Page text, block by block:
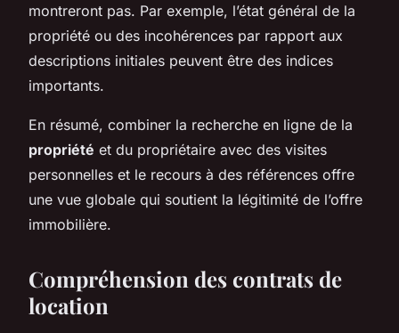
montreront pas. Par exemple, l’état général de la
propriété ou des incohérences par rapport aux
descriptions initiales peuvent être des indices
importants.
En résumé, combiner la recherche en ligne de la
propriété et du propriétaire avec des visites
personnelles et le recours à des références offre
une vue globale qui soutient la légitimité de l’offre
immobilière.
Compréhension des contrats de
location